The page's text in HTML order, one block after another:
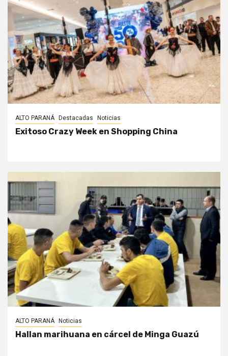
ALTO PARANÁ Destacadas Noticias
Exitoso Crazy Week en Shopping China
ALTO PARANÁ Noticias
Hallan marihuana en cárcel de Minga Guazú